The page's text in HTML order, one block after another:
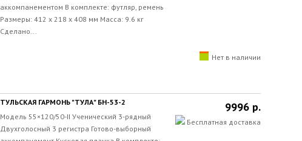
аккомпанементом В комплекте: футляр, ремень
Размеры: 412 х 218 х 408 мм Масса: 9.6 кг
Сделано...
Нет в наличии
ТУЛЬСКАЯ ГАРМОНЬ "ТУЛА" БН-53-2
Модель 55×120/50-II Ученический 3-рядный
Двухголосный 3 регистра Готово-выборный
9996 р.
Бесплатная доставка